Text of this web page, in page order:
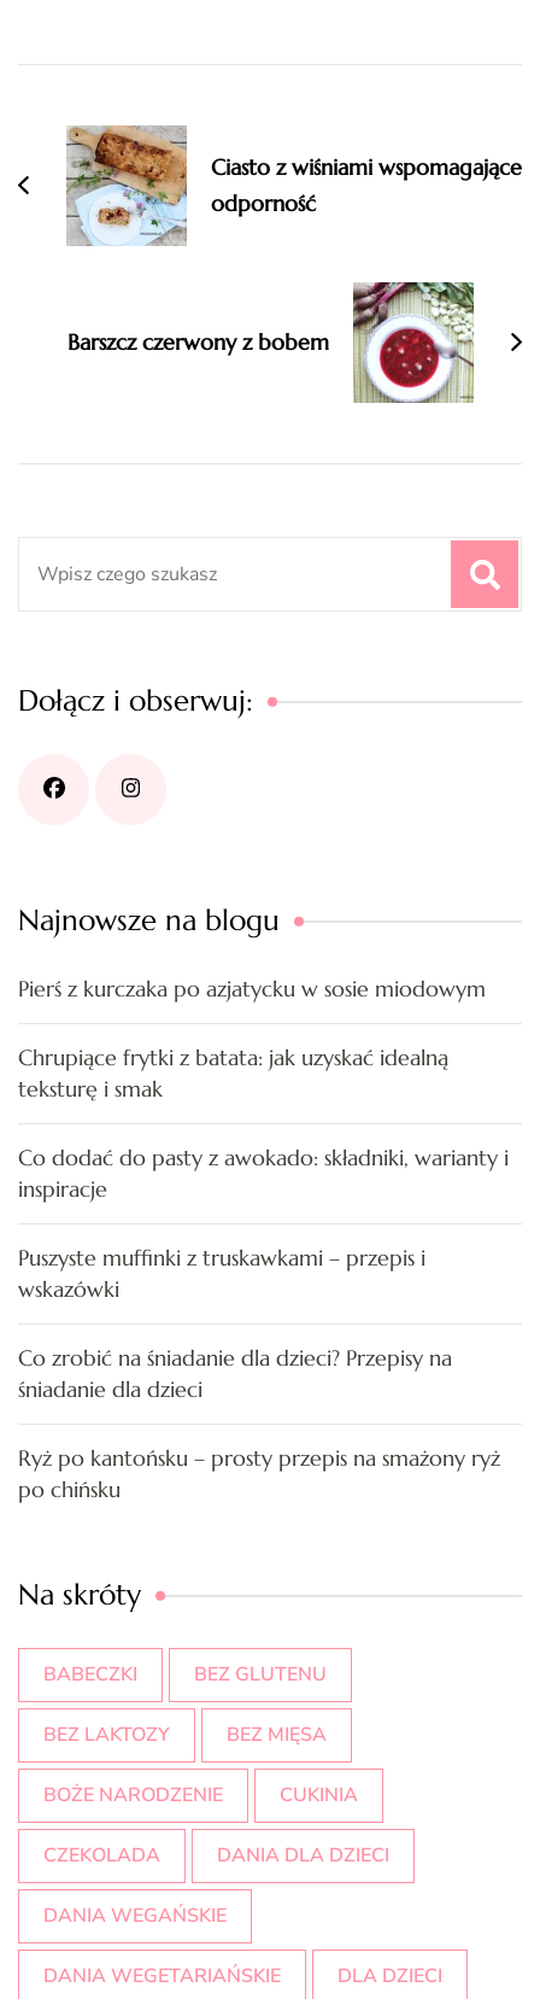
Navigation
Ciasto z wiśniami wspomagające
odporność
Barszcz czerwony z bobem
Dołącz i obserwuj:
Najnowsze na blogu
Pierś z kurczaka po azjatycku w sosie miodowym
Chrupiące frytki z batata: jak uzyskać idealną
teksturę i smak
Co dodać do pasty z awokado: składniki, warianty i
inspiracje
Puszyste muffinki z truskawkami – przepis i
wskazówki
Co zrobić na śniadanie dla dzieci? Przepisy na
śniadanie dla dzieci
Ryż po kantońsku – prosty przepis na smażony ryż
po chińsku
Na skróty
BABECZKI BEZ GLUTENU
BEZ LAKTOZY BEZ MIĘSA
BOŻE NARODZENIE CUKINIA
CZEKOLADA DANIA DLA DZIECI
DANIA WEGAŃSKIE
DANIA WEGETARIAŃSKIE DLA DZIECI